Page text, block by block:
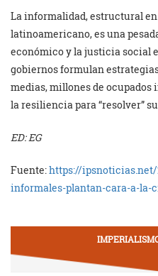
La informalidad, estructural
latinoamericano, es una
económico y la justicia social
gobiernos formulan
medias, millones de ocupados
la resiliencia para “resolver”
ED: EG
Fuente:https://
informales-plantan-cara-a-